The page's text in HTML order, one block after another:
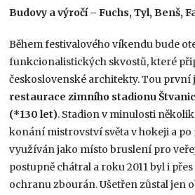
Budovy a výročí – Fuchs, Tyl, Benš,
Během festivalového víkendu bude
funkcionalistických skvostů, které
československé architekty. Tou první
restaurace zimního stadionu
(*130 let). Stadion v minulosti
konání mistrovství světa v hokeji a po
využíván jako místo bruslení pro
postupně chátral a roku 2011 byl i
ochranu zbourán. Ušetřen zůstal jen